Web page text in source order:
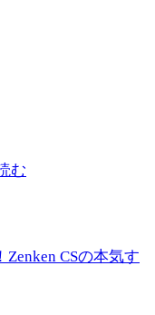
む
CSの本気す